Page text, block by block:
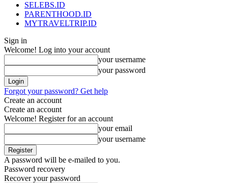
SELEBS.ID
PARENTHOOD.ID
MYTRAVELTRIP.ID
Sign in
Welcome! Log into your account
your username
your password
Forgot your password? Get help
Create an account
Create an account
Welcome! Register for an account
your email
your username
A password will be e-mailed to you.
Password recovery
Recover your password